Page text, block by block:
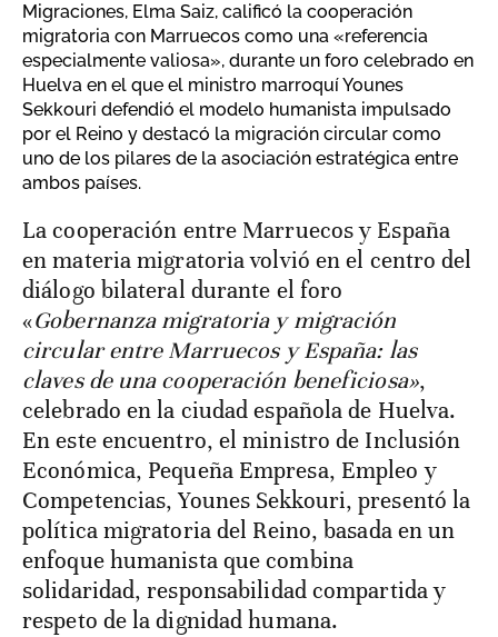
Migraciones, Elma Saiz, calificó la cooperación
migratoria con Marruecos como una «referencia
especialmente valiosa», durante un foro celebrado en
Huelva en el que el ministro marroquí Younes
Sekkouri defendió el modelo humanista impulsado
por el Reino y destacó la migración circular como
uno de los pilares de la asociación estratégica entre
ambos países.
La cooperación entre Marruecos y España
en materia migratoria volvió en el centro del
diálogo bilateral durante el foro
«Gobernanza migratoria y migración
circular entre Marruecos y España: las
claves de una cooperación beneficiosa»,
celebrado en la ciudad española de Huelva.
En este encuentro, el ministro de Inclusión
Económica, Pequeña Empresa, Empleo y
Competencias, Younes Sekkouri, presentó la
política migratoria del Reino, basada en un
enfoque humanista que combina
solidaridad, responsabilidad compartida y
respeto de la dignidad humana.